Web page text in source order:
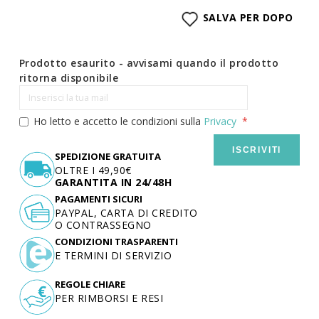
SALVA PER DOPO
Prodotto esaurito - avvisami quando il prodotto
ritorna disponibile
Ho letto e accetto le condizioni sulla Privacy
ISCRIVITI
SPEDIZIONE GRATUITA
OLTRE I 49,90€
GARANTITA IN 24/48H
PAGAMENTI SICURI
PAYPAL, CARTA DI CREDITO
O CONTRASSEGNO
CONDIZIONI TRASPARENTI
E TERMINI DI SERVIZIO
REGOLE CHIARE
PER RIMBORSI E RESI